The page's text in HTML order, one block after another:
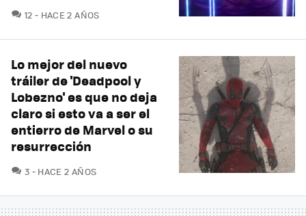
12 COMENTARIOS
HACE 2 AÑOS
Lo mejor del nuevo
tráiler de 'Deadpool y
Lobezno' es que no deja
claro si esto va a ser el
entierro de Marvel o su
resurrección
3 COMENTARIOS
HACE 2 AÑOS